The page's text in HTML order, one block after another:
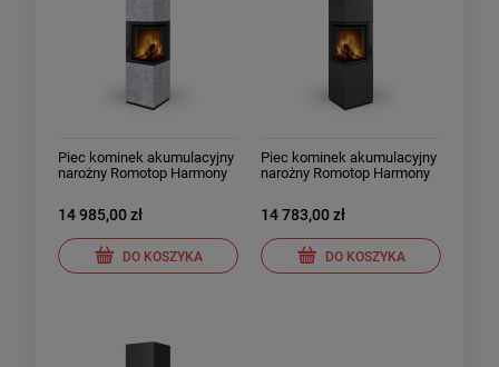
Piec kominek akumulacyjny
narożny Romotop Harmony
14 985,00 zł
DO KOSZYKA
Piec kominek akumulacyjny
narożny Romotop Harmony
14 783,00 zł
DO KOSZYKA